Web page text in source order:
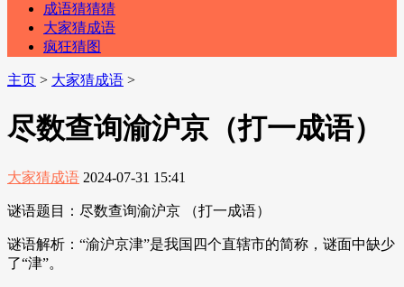
成语猜猜猜
大家猜成语
疯狂猜图
主页 > 大家猜成语 >
尽数查询渝沪京（打一成语）
大家猜成语 2024-07-31 15:41
谜语题目：尽数查询渝沪京 （打一成语）
谜语解析：“渝沪京津”是我国四个直辖市的简称，谜面中缺少
了“津”。